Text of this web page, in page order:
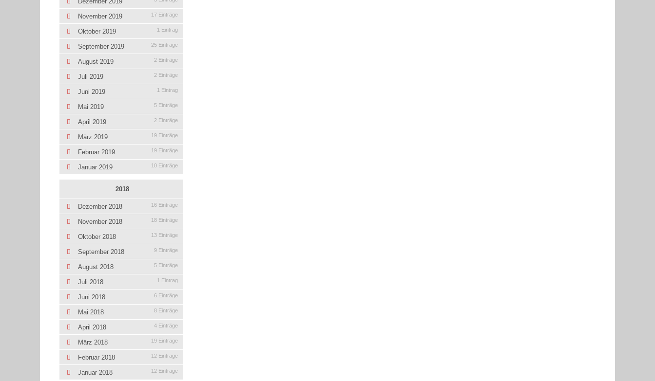
November 2019 17 Einträge
Oktober 2019 1 Eintrag
September 2019 25 Einträge
August 2019 2 Einträge
Juli 2019 2 Einträge
Juni 2019 1 Eintrag
Mai 2019 5 Einträge
April 2019 2 Einträge
März 2019 19 Einträge
Februar 2019 19 Einträge
Januar 2019 10 Einträge
2018
Dezember 2018 16 Einträge
November 2018 18 Einträge
Oktober 2018 13 Einträge
September 2018 9 Einträge
August 2018 5 Einträge
Juli 2018 1 Eintrag
Juni 2018 6 Einträge
Mai 2018 8 Einträge
April 2018 4 Einträge
März 2018 19 Einträge
Februar 2018 12 Einträge
Januar 2018 12 Einträge